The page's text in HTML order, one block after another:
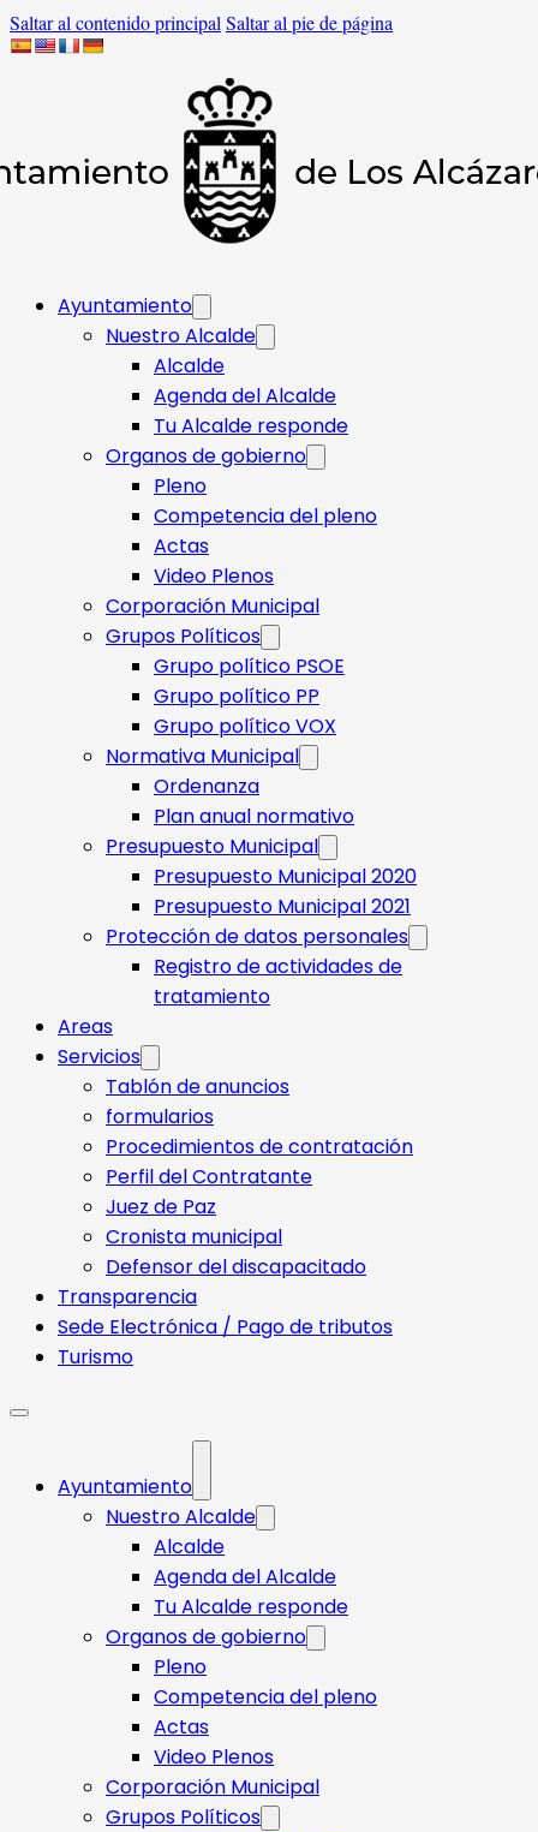
Saltar al contenido principal Saltar al pie de página
Ayuntamiento
Nuestro Alcalde
Alcalde
Agenda del Alcalde
Tu Alcalde responde​
Organos de gobierno
Pleno
Competencia del pleno
Actas
Video Plenos
Corporación Municipal
Grupos Políticos
Grupo político PSOE
Grupo político PP
Grupo político VOX
Normativa Municipal
Ordenanza
Plan anual normativo
Presupuesto Municipal
Presupuesto Municipal 2020
Presupuesto Municipal 2021
Protección de datos personales
Registro de actividades de
tratamiento
Areas
Servicios
Tablón de anuncios
formularios
Procedimientos de contratación
Perfil del Contratante
Juez de Paz
Cronista municipal
Defensor del discapacitado
Transparencia
Sede Electrónica / Pago de tributos
Turismo
Ayuntamiento
Nuestro Alcalde
Alcalde
Agenda del Alcalde
Tu Alcalde responde​
Organos de gobierno
Pleno
Competencia del pleno
Actas
Video Plenos
Corporación Municipal
Grupos Políticos